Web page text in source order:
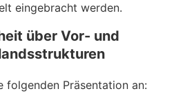
eingebracht werden.
über Vor- und
folgenden Präsentation an: